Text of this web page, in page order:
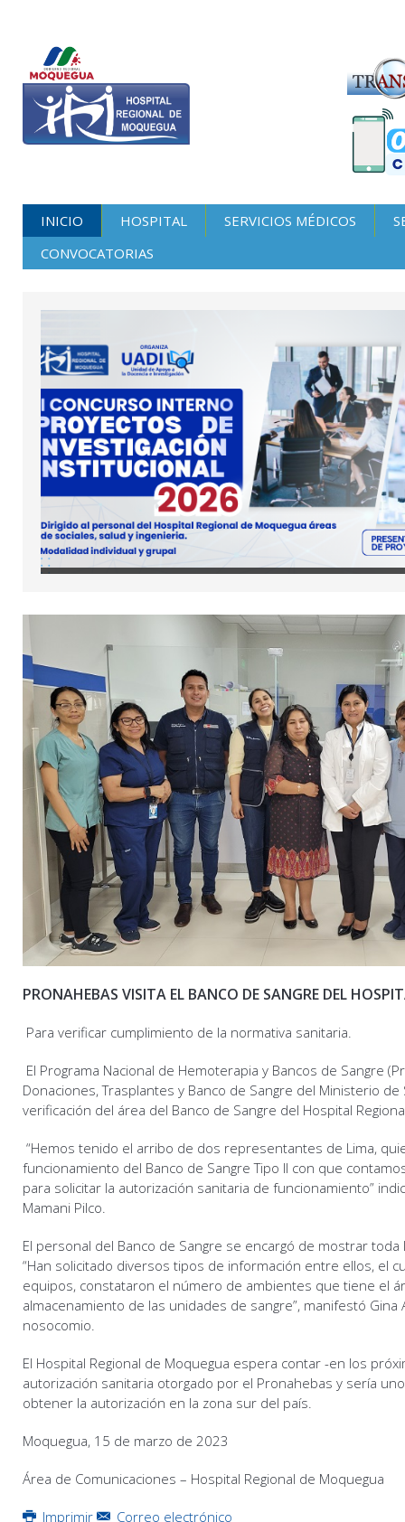
INICIO HOSPITAL SERVICIOS MÉDICOS
CONVOCATORIAS
PRONAHEBAS VISITA EL BANCO DE SANGRE DEL
Para verificar cumplimiento de la normativa sanitaria.
El Programa Nacional de Hemoterapia y Bancos de Sangre
Donaciones, Trasplantes y Banco de Sangre del Ministerio de
verificación del área del Banco de Sangre del Hospital
“Hemos tenido el arribo de dos representantes de Lima,
funcionamiento del Banco de Sangre Tipo II con que
para solicitar la autorización sanitaria de funcionamiento”
Mamani Pilco.
El personal del Banco de Sangre se encargó de mostrar
“Han solicitado diversos tipos de información entre ellos, el
equipos, constataron el número de ambientes que tiene el
almacenamiento de las unidades de sangre”, manifestó Gina
nosocomio.
El Hospital Regional de Moquegua espera contar -en los
autorización sanitaria otorgado por el Pronahebas y sería
obtener la autorización en la zona sur del país.
Moquegua, 15 de marzo de 2023
Área de Comunicaciones – Hospital Regional de Moquegua
Imprimir Correo electrónico